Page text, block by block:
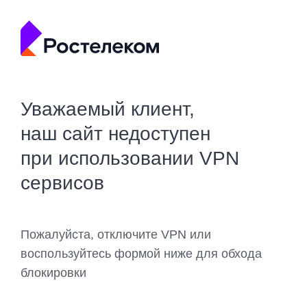
Уважаемый клиент,
наш сайт недоступен
при использовании VPN
сервисов
Пожалуйста, отключите VPN или
воспользуйтесь формой ниже для обхода
блокировки